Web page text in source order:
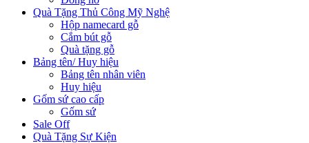
Quà Tặng Thủ Công Mỹ Nghệ
Hộp namecard gỗ
Cắm bút gỗ
Quà tặng gỗ
Bảng tên/ Huy hiệu
Bảng tên nhân viên
Huy hiệu
Gốm sứ cao cấp
Gốm sứ
Sale Off
Quà Tặng Sự Kiện